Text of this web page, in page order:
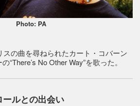
Photo: PA
スの曲を尋ねられたカート・コバーン
“There’s No Other Way”を歌った。
ルとの出会い